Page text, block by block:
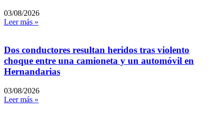
03/08/2026
Leer más »
Dos conductores resultan heridos tras violento
choque entre una camioneta y un automóvil en
Hernandarias
03/08/2026
Leer más »